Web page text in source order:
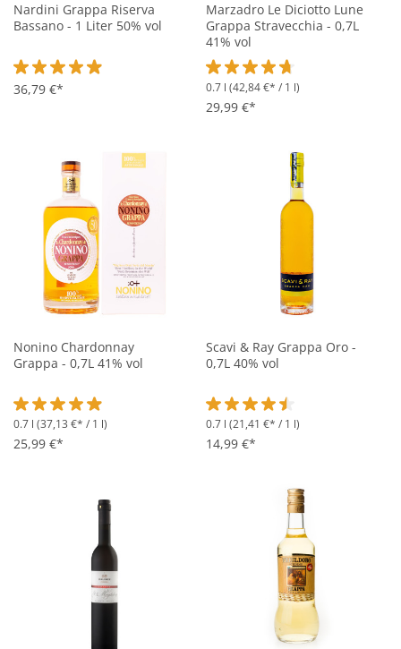
Nardini Grappa Riserva
Bassano - 1 Liter 50% vol
Durchschnittliche Bewertung von 4.9 von 5 Sternen
36,79 €*
Marzadro Le Diciotto Lune
Grappa Stravecchia - 0,7L
41% vol
Durchschnittliche Bewertung
0.7 l (42,84 €* / 1 l)
29,99 €*
Nonino Chardonnay
Grappa - 0,7L 41% vol
Durchschnittliche Bewertung von 4.9 von 5 Sternen
0.7 l (37,13 €* / 1 l)
25,99 €*
Scavi & Ray Grappa Oro -
0,7L 40% vol
Durchschnittliche Bewertung
0.7 l (21,41 €* / 1 l)
14,99 €*